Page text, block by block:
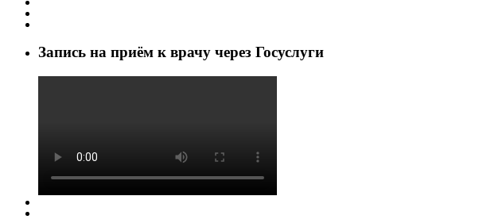
Запись на приём к врачу через Госуслуги